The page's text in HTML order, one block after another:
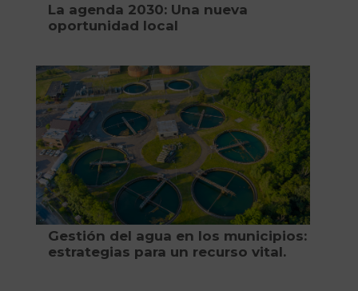
La agenda 2030: Una nueva
oportunidad local
Gestión del agua en los municipios:
estrategias para un recurso vital.